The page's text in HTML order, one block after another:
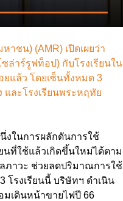
าชน) (AMR) เปิดเผยว่า
ล่าร์รูฟท็อป) กับโรงเรียนใน
แล้ว โดยเซ็นทั้งหมด 3
และโรงเรียนพระหฤทัย
งในการผลักดันการใช้
นที่ใช้แล้วเกิดขึ้นใหม่ได้ตาม
ภาวะ ช่วยลดปริมาณการใช้
โรงเรียนนี้ บริษัทฯ ดำเนิน
มเดินหน้าขายไฟปี 66